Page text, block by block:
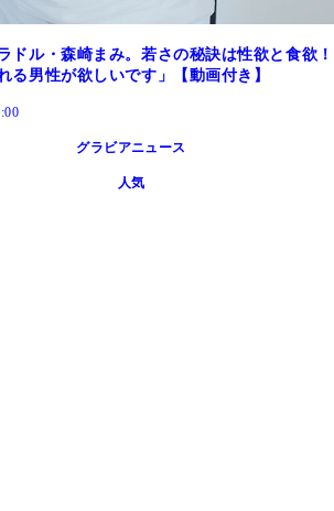
ドル・森崎まみ。若さの秘訣は性欲と食欲！
る男性が欲しいです」【動画付き】
グラビアニュース
人気